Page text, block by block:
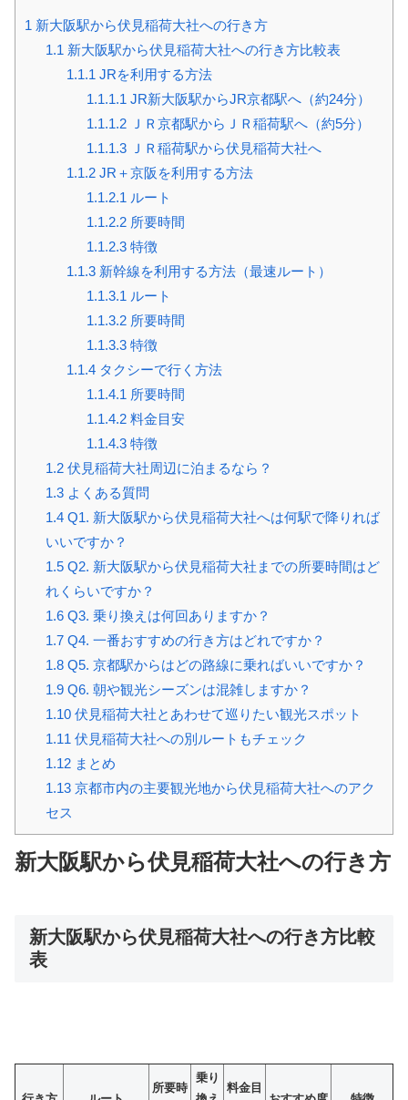
1 新大阪駅から伏見稲荷大社への行き方
1.1 新大阪駅から伏見稲荷大社への行き方比較表
1.1.1 JRを利用する方法
1.1.1.1 JR新大阪駅からJR京都駅へ（約24分）
1.1.1.2 ＪＲ京都駅からＪＲ稲荷駅へ（約5分）
1.1.1.3 ＪＲ稲荷駅から伏見稲荷大社へ
1.1.2JR＋京阪を利用する方法
1.1.2.1 ルート
1.1.2.2 所要時間
1.1.2.3 特徴
1.1.3新幹線を利用する方法（最速ルート）
1.1.3.1 ルート
1.1.3.2 所要時間
1.1.3.3 特徴
1.1.4タクシーで行く方法
1.1.4.1 所要時間
1.1.4.2 料金目安
1.1.4.3 特徴
1.2伏見稲荷大社周辺に泊まるなら？
1.3よくある質問
1.4Q1. 新大阪駅から伏見稲荷大社へは何駅で降りれば
いいですか？
1.5Q2. 新大阪駅から伏見稲荷大社までの所要時間はど
れくらいですか？
1.6Q3. 乗り換えは何回ありますか？
1.7Q4. 一番おすすめの行き方はどれですか？
1.8Q5. 京都駅からはどの路線に乗ればいいですか？
1.9Q6. 朝や観光シーズンは混雑しますか？
1.10伏見稲荷大社とあわせて巡りたい観光スポット
1.11 伏見稲荷大社への別ルートもチェック
1.12まとめ
1.13京都市内の主要観光地から伏見稲荷大社へのアク
セス
新大阪駅から伏見稲荷大社への行き方
新大阪駅から伏見稲荷大社への行き方比較
表
所要時
乗り
料金目